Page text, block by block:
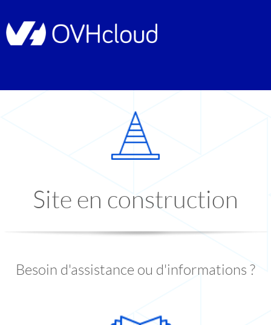
Site en construction
Besoin d'assistance ou d'informations ?